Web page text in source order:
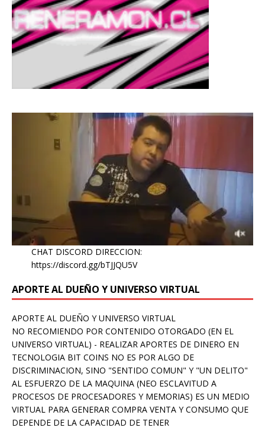
CHAT DISCORD DIRECCION:
https://discord.gg/bTJJQU5V
APORTE AL DUEÑO Y UNIVERSO VIRTUAL
APORTE AL DUEÑO Y UNIVERSO VIRTUAL
NO RECOMIENDO POR CONTENIDO OTORGADO (EN EL
UNIVERSO VIRTUAL) - REALIZAR APORTES DE DINERO EN
TECNOLOGIA BIT COINS NO ES POR ALGO DE
DISCRIMINACION, SINO "SENTIDO COMUN" Y "UN DELITO"
AL ESFUERZO DE LA MAQUINA (NEO ESCLAVITUD A
PROCESOS DE PROCESADORES Y MEMORIAS) ES UN MEDIO
VIRTUAL PARA GENERAR COMPRA VENTA Y CONSUMO QUE
DEPENDE DE LA CAPACIDAD DE TENER